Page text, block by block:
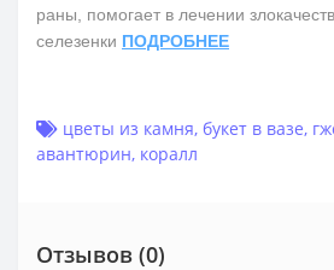
раны, помогает в лечении
селезенки ПОДРОБНЕЕ
цветы из камня, букет в вазе,
авантюрин, коралл
Отзывов (0)